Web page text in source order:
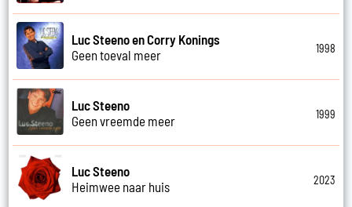
Luc Steeno en Corry Konings
Geen toeval meer
1998
Luc Steeno
Geen vreemde meer
1999
Luc Steeno
Heimwee naar huis
2023